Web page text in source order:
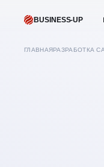
BUSINESS-UP
ГЛАВНАЯРАЗРАБОТКА